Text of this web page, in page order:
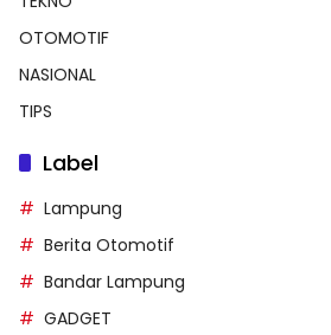
OTOMOTIF
NASIONAL
TIPS
Label
Lampung
Berita Otomotif
Bandar Lampung
GADGET